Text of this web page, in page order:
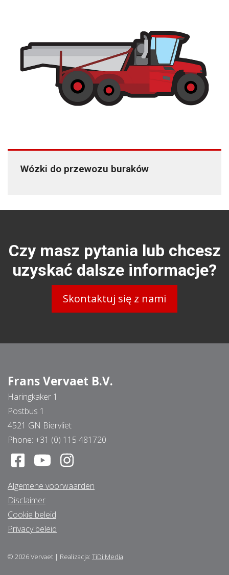
Wózki do przewozu buraków
Czy masz pytania lub chcesz
uzyskać dalsze informacje?
Skontaktuj się z nami
Frans Vervaet B.V.
Haringkaker 1
Postbus 1
4521 GN Biervliet
Phone: +31 (0) 115 481720
Algemene voorwaarden
Disclaimer
Cookie beleid
Privacy beleid
© 2026Vervaet | Realizacja: TiDi Media